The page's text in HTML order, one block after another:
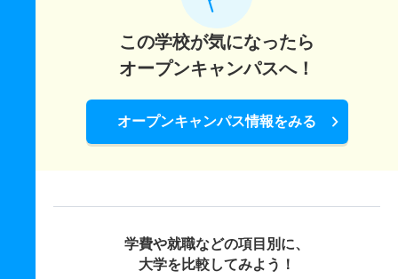
この学校が気になったら
オープンキャンパスへ！
オープンキャンパス情報をみる
学費や就職などの項目別に、
大学を比較してみよう！